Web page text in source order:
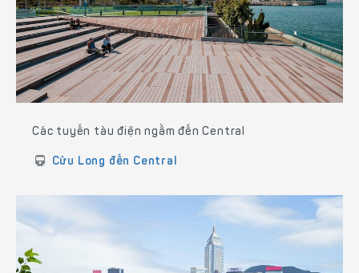
Các tuyến tàu điện ngầm đến Central
Cửu Long đến Central